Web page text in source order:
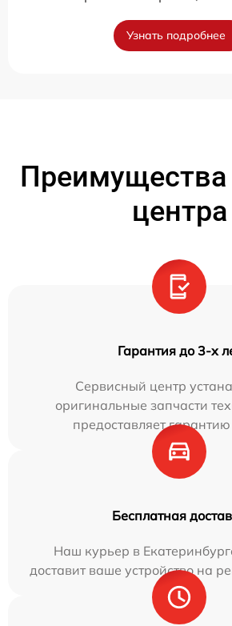
Узнать подробнее
Преимущества
центра
Гарантия до 3-х
Сервисный центр
оригинальные запчасти
предоставляет гарантию
Бесплатная
Наш курьер в
доставит ваше устройство на